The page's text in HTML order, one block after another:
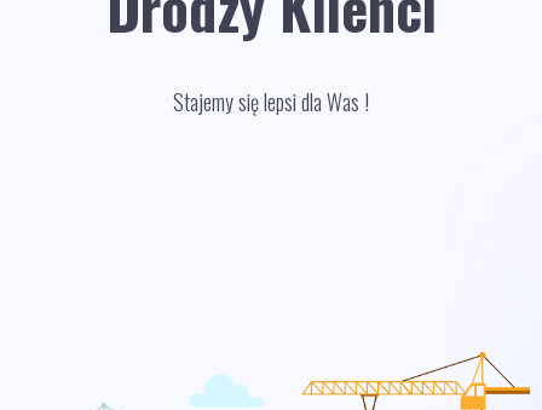
Stajemy się lepsi dla Was !